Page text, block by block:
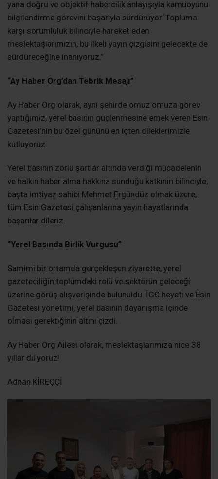
yana doğru ve objektif habercilik anlayışıyla kamuoyunu
bilgilendirme görevini başarıyla sürdürüyor. Topluma
karşı sorumluluk bilinciyle hareket eden
meslektaşlarımızın, bu ilkeli yayın çizgisini gelecekte de
sürdüreceğine inanıyoruz.”
“Ay Haber Org’dan Tebrik Mesajı”
Ay Haber Org olarak, aynı şehirde omuz omuza görev
yaptığımız, yerel basının güçlenmesine emek veren Esin
Gazetesi’nin bu özel gününü en içten dileklerimizle
kutluyoruz.
Yerel basının zorlu şartlar altında verdiği mücadelenin
ve halkın haber alma hakkına sunduğu katkının bilinciyle;
başta imtiyaz sahibi Mehmet Ergündüz olmak üzere,
tüm Esin Gazetesi çalışanlarına yayın hayatlarında
başarılar dileriz.
“Yerel Basında Birlik Vurgusu”
Samimi bir ortamda gerçekleşen ziyarette, yerel
gazeteciliğin toplumdaki rolü ve sektörün geleceği
üzerine görüş alışverişinde bulunuldu. İGC heyeti ve Esin
Gazetesi yönetimi, yerel basının dayanışma içinde
olması gerektiğinin altını çizdi.
Ay Haber Org Ailesi olarak, meslektaşlarımıza nice 38
yıllar diliyoruz!
Adnan KİREÇÇİ